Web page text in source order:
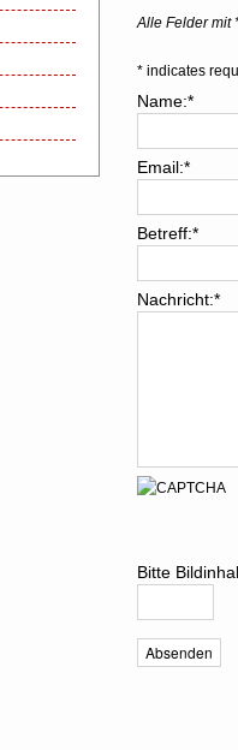
Alle Felder mit
* indicates
Name:*
Email:*
Betreff:*
Nachricht:*
Bitte